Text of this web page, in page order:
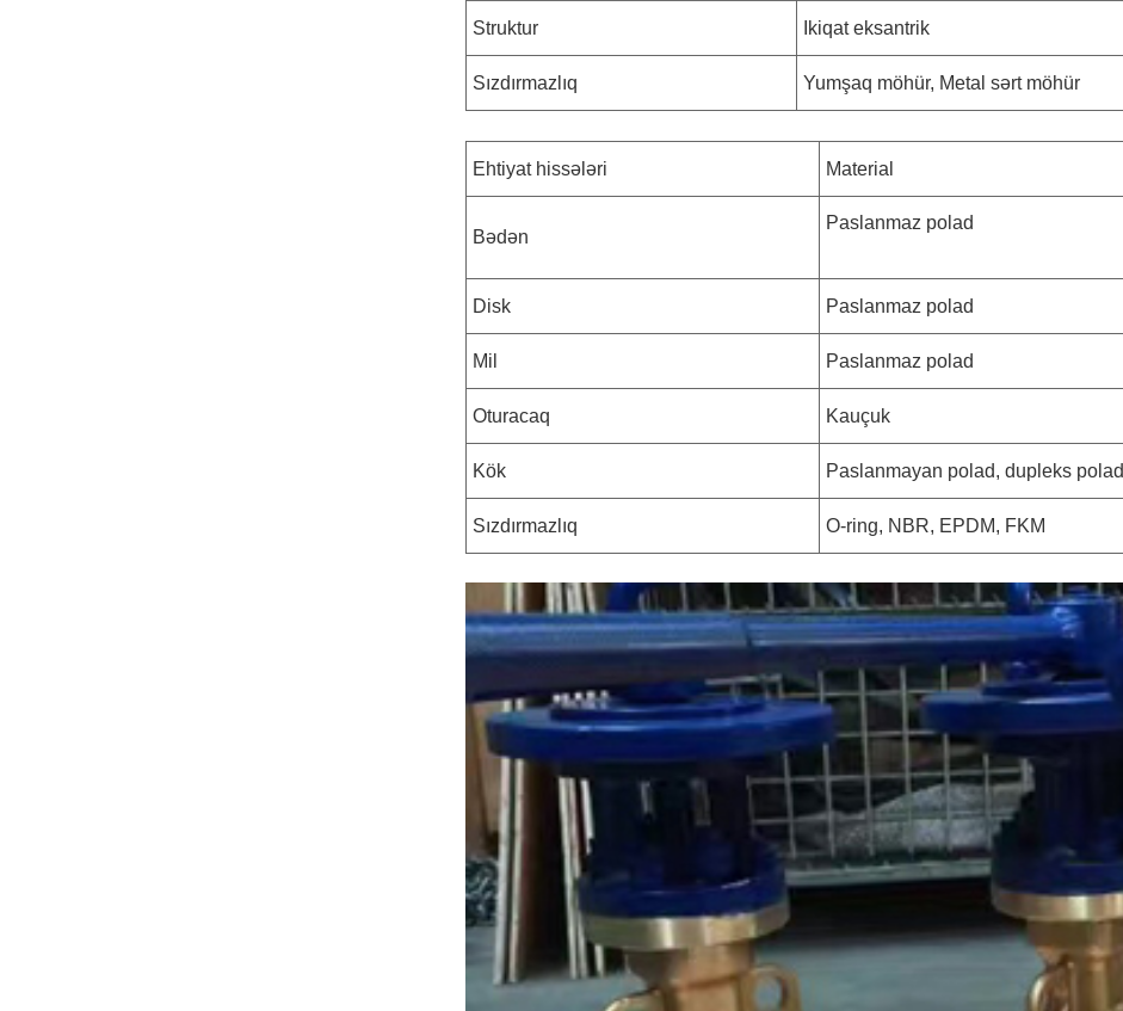
Struktur Ikiqat eksantrik
Sızdırmazlıq Yumşaq möhür, Metal sərt möhür
Ehtiyat hissələri Material
Bədən
Paslanmaz polad
Disk Paslanmaz polad
Mil Paslanmaz polad
Oturacaq Kauçuk
Kök Paslanmayan polad, dupleks polad
Sızdırmazlıq O-ring, NBR, EPDM, FKM